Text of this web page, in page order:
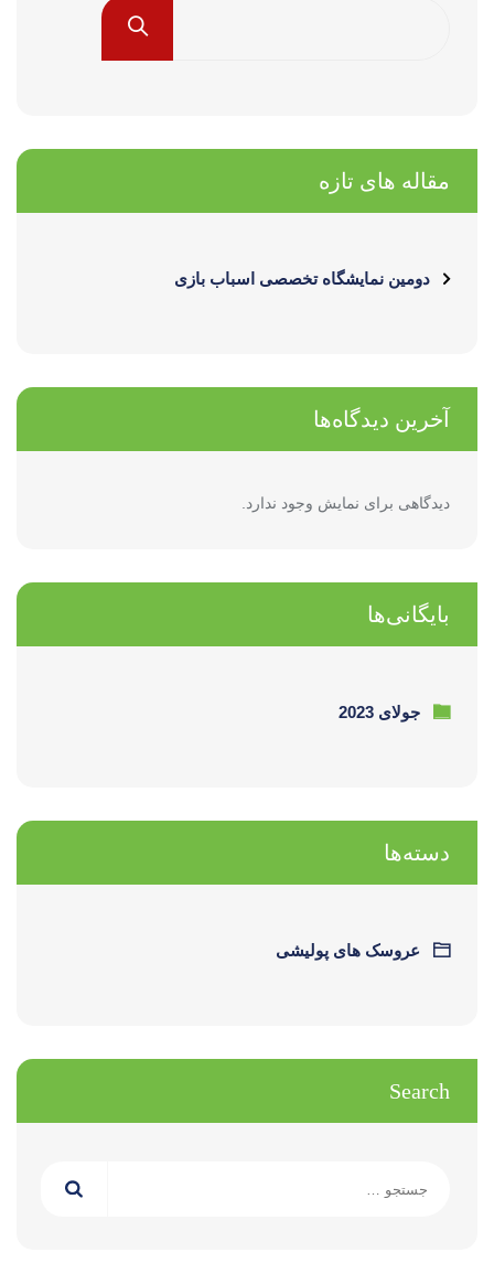
مقاله های تازه
دومین نمایشگاه تخصصی اسباب بازی
آخرین دیدگاه‌ها
دیدگاهی برای نمایش وجود ندارد.
بایگانی‌ها
جولای 2023
دسته‌ها
عروسک های پولیشی
Search
برای: